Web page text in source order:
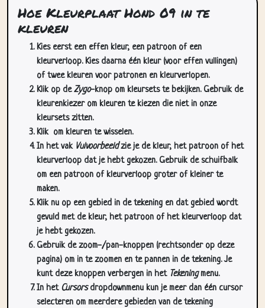
Hoe Kleurplaat Hond 09 in te
kleuren
Kies eerst een effen kleur, een patroon of een
kleurverloop. Kies daarna één kleur (voor effen vullingen)
of twee kleuren voor patronen en kleurverlopen.
Klik op deZygo-knop om kleursets te bekijken. Gebruik de
kleurenkiezer om kleuren te kiezen die niet in onze
kleursets zitten.
Klik om kleuren te wisselen.
In het vak Vulvoorbeeldzie je de kleur, het patroon of het
kleurverloop dat je hebt gekozen. Gebruik de schuifbalk
om een patroon of kleurverloop groter of kleiner te
maken.
Klik nu op een gebied in de tekening en dat gebied wordt
gevuld met de kleur, het patroon of het kleurverloop dat
je hebt gekozen.
Gebruik de zoom-/pan-knoppen (rechtsonder op deze
pagina) om in te zoomen en te pannen in de tekening. Je
kunt deze knoppen verbergen in het Tekeningmenu.
In het Cursorsdropdownmenu kun je meer dan één cursor
selecteren om meerdere gebieden van de tekening